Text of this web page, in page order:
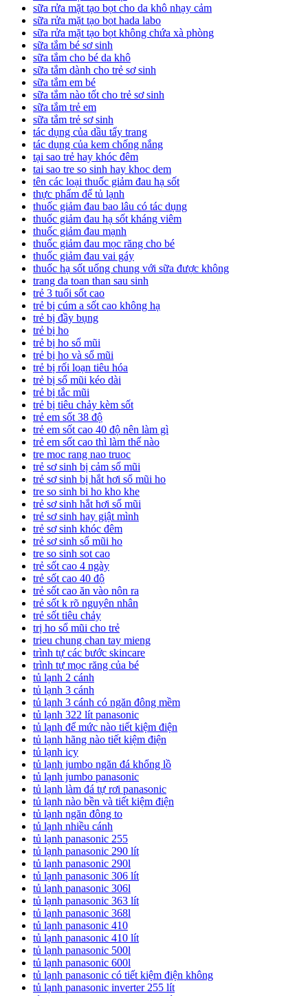
sữa rửa mặt tạo bọt cho da khô nhạy cảm
sữa rửa mặt tạo bọt hada labo
sữa rửa mặt tạo bọt không chứa xà phòng
sữa tắm bé sơ sinh
sữa tắm cho bé da khô
sữa tắm dành cho trẻ sơ sinh
sữa tắm em bé
sữa tắm nào tốt cho trẻ sơ sinh
sữa tắm trẻ em
sữa tắm trẻ sơ sinh
tác dụng của dầu tẩy trang
tác dụng của kem chống nắng
tại sao trẻ hay khóc đêm
tai sao tre so sinh hay khoc dem
tên các loại thuốc giảm đau hạ sốt
thực phẩm để tủ lạnh
thuốc giảm đau bao lâu có tác dụng
thuốc giảm đau hạ sốt kháng viêm
thuốc giảm đau mạnh
thuốc giảm đau mọc răng cho bé
thuốc giảm đau vai gáy
thuốc hạ sốt uống chung với sữa được không
trang da toan than sau sinh
trẻ 3 tuổi sốt cao
trẻ bị cúm a sốt cao không hạ
trẻ bị đầy bụng
trẻ bị ho
trẻ bị ho sổ mũi
trẻ bị ho và sổ mũi
trẻ bị rối loạn tiêu hóa
trẻ bị sổ mũi kéo dài
trẻ bị tắc mũi
trẻ bị tiêu chảy kèm sốt
trẻ em sốt 38 độ
trẻ em sốt cao 40 độ nên làm gì
trẻ em sốt cao thì làm thế nào
tre moc rang nao truoc
trẻ sơ sinh bị cảm sổ mũi
trẻ sơ sinh bị hắt hơi sổ mũi ho
tre so sinh bi ho kho khe
trẻ sơ sinh hắt hơi sổ mũi
trẻ sơ sinh hay giật mình
trẻ sơ sinh khóc đêm
trẻ sơ sinh sổ mũi ho
tre so sinh sot cao
trẻ sốt cao 4 ngày
trẻ sốt cao 40 độ
trẻ sốt cao ăn vào nôn ra
trẻ sốt k rõ nguyên nhân
trẻ sốt tiêu chảy
trị ho sổ mũi cho trẻ
trieu chung chan tay mieng
trình tự các bước skincare
trình tự mọc răng của bé
tủ lạnh 2 cánh
tủ lạnh 3 cánh
tủ lạnh 3 cánh có ngăn đông mềm
tủ lạnh 322 lít panasonic
tủ lạnh để mức nào tiết kiệm điện
tủ lạnh hãng nào tiết kiệm điện
tủ lạnh icy
tủ lạnh jumbo ngăn đá khổng lồ
tủ lạnh jumbo panasonic
tủ lạnh làm đá tự rơi panasonic
tủ lạnh nào bền và tiết kiệm điện
tủ lạnh ngăn đông to
tủ lạnh nhiều cánh
tủ lạnh panasonic 255
tủ lạnh panasonic 290 lít
tủ lạnh panasonic 290l
tủ lạnh panasonic 306 lít
tủ lạnh panasonic 306l
tủ lạnh panasonic 363 lít
tủ lạnh panasonic 368l
tủ lạnh panasonic 410
tủ lạnh panasonic 410 lít
tủ lạnh panasonic 500l
tủ lạnh panasonic 600l
tủ lạnh panasonic có tiết kiệm điện không
tủ lạnh panasonic inverter 255 lít